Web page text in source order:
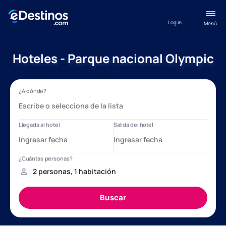
Menú
Log in
Hoteles - Parque nacional Olympic